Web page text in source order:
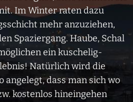
Im Winter raten dazu
mehr anzuziehen,
Spaziergang. Haube, Schal
ein kuschelig-
Natürlich wird die
angelegt, dass man sich wo
kostenlos hineingehen